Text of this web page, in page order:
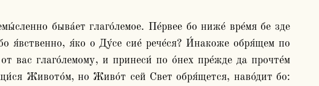
я́ко о Ду́се сие́ рече́ся? И́накоже обря́щем по
вас глаго́лемому, и принеси́ по о́нех пре́жде да прочте́м
Живото́м, но Живо́т сей Свет обря́щется, наво́дит бо: